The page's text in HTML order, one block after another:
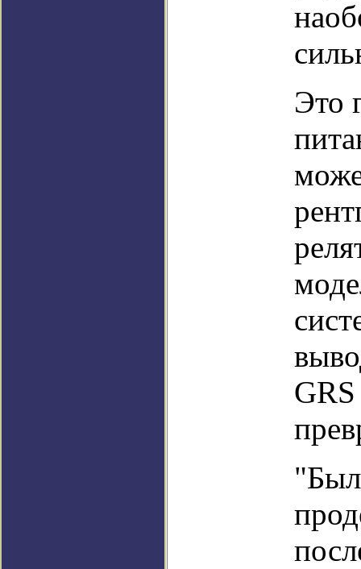
Это